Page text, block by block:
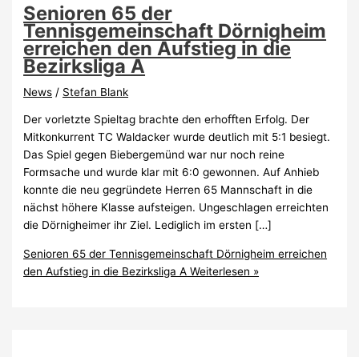
Senioren 65 der
Tennisgemeinschaft Dörnigheim
erreichen den Aufstieg in die
Bezirksliga A
News / Stefan Blank
Der vorletzte Spieltag brachte den erhoﬀten Erfolg. Der
Mitkonkurrent TC Waldacker wurde deutlich mit 5:1 besiegt.
Das Spiel gegen Biebergemünd war nur noch reine
Formsache und wurde klar mit 6:0 gewonnen. Auf Anhieb
konnte die neu gegründete Herren 65 Mannschaft in die
nächst höhere Klasse aufsteigen. Ungeschlagen erreichten
die Dörnigheimer ihr Ziel. Lediglich im ersten […]
Senioren 65 der Tennisgemeinschaft Dörnigheim erreichen
den Aufstieg in die Bezirksliga A Weiterlesen »